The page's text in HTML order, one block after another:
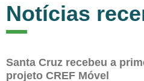
Notícias
Santa Cruz recebeu a
projeto CREF Móvel